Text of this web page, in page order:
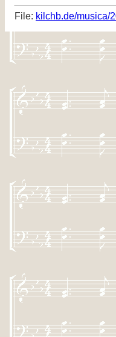
File: kilchb.de/musica/